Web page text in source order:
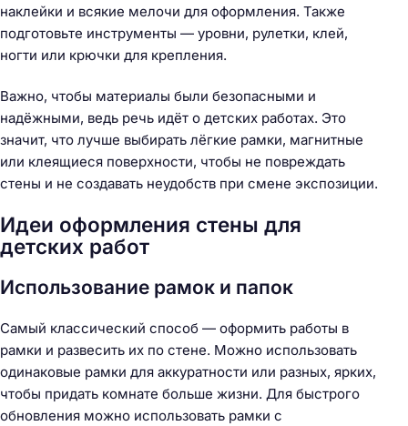
наклейки и всякие мелочи для оформления. Также
подготовьте инструменты — уровни, рулетки, клей,
ногти или крючки для крепления.
Важно, чтобы материалы были безопасными и
надёжными, ведь речь идёт о детских работах. Это
значит, что лучше выбирать лёгкие рамки, магнитные
или клеящиеся поверхности, чтобы не повреждать
стены и не создавать неудобств при смене экспозиции.
Идеи оформления стены для
детских работ
Использование рамок и папок
Самый классический способ — оформить работы в
рамки и развесить их по стене. Можно использовать
одинаковые рамки для аккуратности или разных, ярких,
чтобы придать комнате больше жизни. Для быстрого
обновления можно использовать рамки с